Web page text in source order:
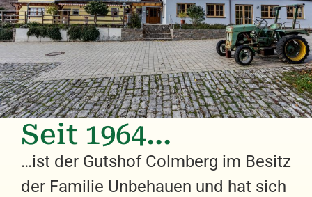
Seit 1964...
…ist der Gutshof Colmberg im Besitz
der Familie Unbehauen und hat sich